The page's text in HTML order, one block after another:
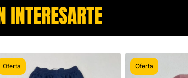
INTERESARTE​
Oferta Oferta